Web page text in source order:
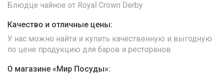
Блюдце чайное от Royal Crown Derby
Качество и отличные цены:
У нас можно найти и купить качественную и выгодную
по цене продукцию для баров и ресторанов.
О магазине «Мир Посуды»: